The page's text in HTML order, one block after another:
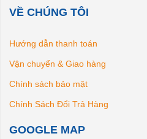
VỀ CHÚNG TÔI
Hướng dẫn thanh toán
Vận chuyển & Giao hàng
Chính sách bảo mật
Chính Sách Đổi Trả Hàng
GOOGLE MAP